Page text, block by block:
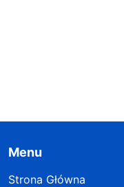
Menu
Strona Główna